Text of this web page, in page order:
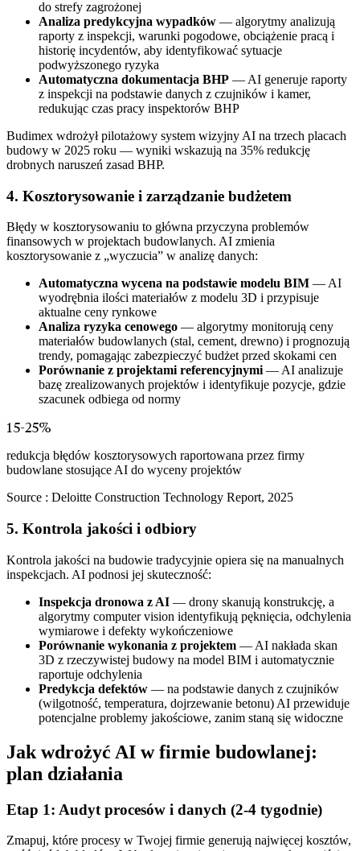
do strefy zagrożonej
Analiza predykcyjna wypadków — algorytmy analizują
raporty z inspekcji, warunki pogodowe, obciążenie pracą i
historię incydentów, aby identyfikować sytuacje
podwyższonego ryzyka
Automatyczna dokumentacja BHP — AI generuje raporty
z inspekcji na podstawie danych z czujników i kamer,
redukując czas pracy inspektorów BHP
Budimex wdrożył pilotażowy system wizyjny AI na trzech placach
budowy w 2025 roku — wyniki wskazują na 35% redukcję
drobnych naruszeń zasad BHP.
4. Kosztorysowanie i zarządzanie budżetem
Błędy w kosztorysowaniu to główna przyczyna problemów
finansowych w projektach budowlanych. AI zmienia
kosztorysowanie z „wyczucia” w analizę danych:
Automatyczna wycena na podstawie modelu BIM — AI
wyodrębnia ilości materiałów z modelu 3D i przypisuje
aktualne ceny rynkowe
Analiza ryzyka cenowego — algorytmy monitorują ceny
materiałów budowlanych (stal, cement, drewno) i prognozują
trendy, pomagając zabezpieczyć budżet przed skokami cen
Porównanie z projektami referencyjnymi— AI analizuje
bazę zrealizowanych projektów i identyfikuje pozycje, gdzie
szacunek odbiega od normy
15-25%
redukcja błędów kosztorysowych raportowana przez firmy
budowlane stosujące AI do wyceny projektów
Source : Deloitte Construction Technology Report, 2025
5. Kontrola jakości i odbiory
Kontrola jakości na budowie tradycyjnie opiera się na manualnych
inspekcjach. AI podnosi jej skuteczność:
Inspekcja dronowa z AI — drony skanują konstrukcję, a
algorytmy computer vision identyfikują pęknięcia, odchylenia
wymiarowe i defekty wykończeniowe
Porównanie wykonania z projektem — AI nakłada skan
3D z rzeczywistej budowy na model BIM i automatycznie
raportuje odchylenia
Predykcja defektów — na podstawie danych z czujników
(wilgotność, temperatura, dojrzewanie betonu) AI przewiduje
potencjalne problemy jakościowe, zanim staną się widoczne
Jak wdrożyć AI w firmie budowlanej:
plan działania
Etap 1: Audyt procesów i danych (2-4 tygodnie)
Zmapuj, które procesy w Twojej firmie generują najwięcej kosztów,